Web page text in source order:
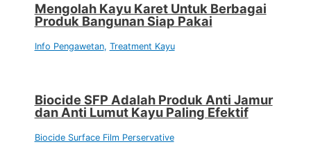
Mengolah Kayu Karet Untuk Berbagai
Produk Bangunan Siap Pakai
Info Pengawetan, Treatment Kayu
Biocide SFP Adalah Produk Anti Jamur
dan Anti Lumut Kayu Paling Efektif
Biocide Surface Film Perservative